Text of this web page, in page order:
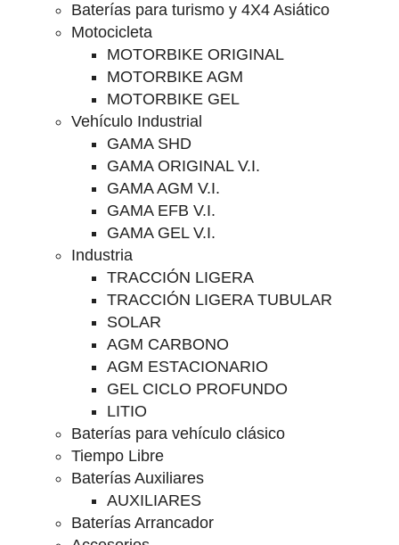
Baterías para turismo y 4X4 Asiático
Motocicleta
MOTORBIKE ORIGINAL
MOTORBIKE AGM
MOTORBIKE GEL
Vehículo Industrial
GAMA SHD
GAMA ORIGINAL V.I.
GAMA AGM V.I.
GAMA EFB V.I.
GAMA GEL V.I.
Industria
TRACCIÓN LIGERA
TRACCIÓN LIGERA TUBULAR
SOLAR
AGM CARBONO
AGM ESTACIONARIO
GEL CICLO PROFUNDO
LITIO
Baterías para vehículo clásico
Tiempo Libre
Baterías Auxiliares
AUXILIARES
Baterías Arrancador